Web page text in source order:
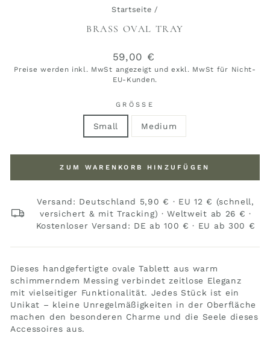
Startseite /
BRASS OVAL TRAY
Normaler
Preis
59,00 €
Preise werden inkl. MwSt angezeigt und exkl. MwSt für Nicht-
EU-Kunden.
GRÖSSE
Small Medium
ZUM WARENKORB HINZUFÜGEN
Versand: Deutschland 5,90 € · EU 12 € (schnell,
versichert & mit Tracking) · Weltweit ab 26 € ·
Kostenloser Versand: DE ab 100 € · EU ab 300 €
Dieses handgefertigte ovale Tablett aus warm
schimmerndem Messing verbindet zeitlose Eleganz
mit vielseitiger Funktionalität. Jedes Stück ist ein
Unikat – kleine Unregelmäßigkeiten in der Oberfläche
machen den besonderen Charme und die Seele dieses
Accessoires aus.